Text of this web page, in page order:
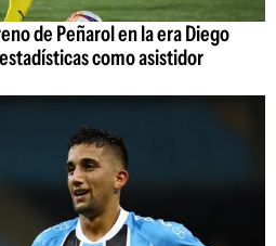
de Peñarol en la era Diego
como asistidor